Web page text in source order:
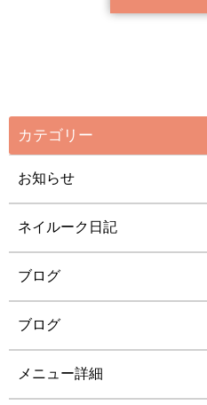
カテゴリー
お知らせ
ネイルーク日記
ブログ
ブログ
メニュー詳細